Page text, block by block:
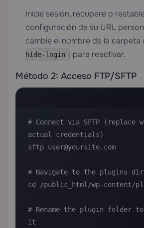
Inicie sesión, recupere o
configuración de su URL
cambie el nombre de la carpeta
hide-login
para reactivar.
Método 2: Acceso FTP/SFTP
# Connect via SFTP (replace
actual credentials)
sftp user@yoursite.com
# Navigate to the plugins
cd /public_html/wp-content/
# Rename the plugin folder
it